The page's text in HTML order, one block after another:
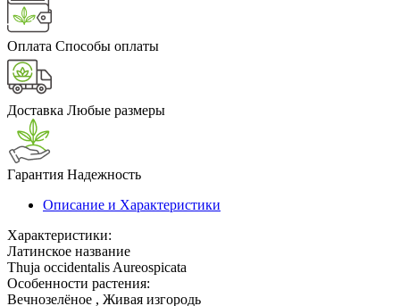
Оплата Способы оплаты
Доставка Любые размеры
Гарантия Надежность
Описание и Характеристики
Характеристики:
Латинское название
Thuja occidentalis Aureospicata
Особенности растения:
Вечнозелёное , Живая изгородь